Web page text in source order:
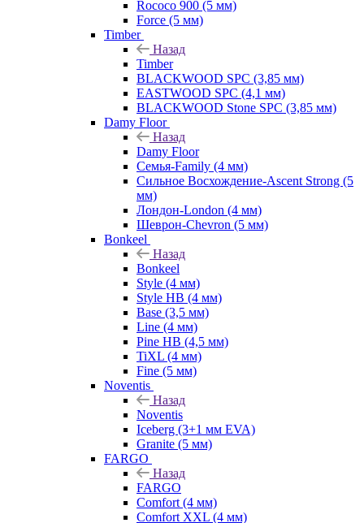
Rococo 900 (5 мм)
Force (5 мм)
Timber
Назад
Timber
BLACKWOOD SPC (3,85 мм)
EASTWOOD SPC (4,1 мм)
BLACKWOOD Stone SPC (3,85 мм)
Damy Floor
Назад
Damy Floor
Семья-Family (4 мм)
Сильное Восхождение-Ascent Strong (5
мм)
Лондон-London (4 мм)
Шеврон-Chevron (5 мм)
Bonkeel
Назад
Bonkeel
Style (4 мм)
Style HB (4 мм)
Base (3,5 мм)
Line (4 мм)
Pine HB (4,5 мм)
TiXL (4 мм)
Fine (5 мм)
Noventis
Назад
Noventis
Iceberg (3+1 мм EVA)
Granite (5 мм)
FARGO
Назад
FARGO
Comfort (4 мм)
Comfort XXL (4 мм)